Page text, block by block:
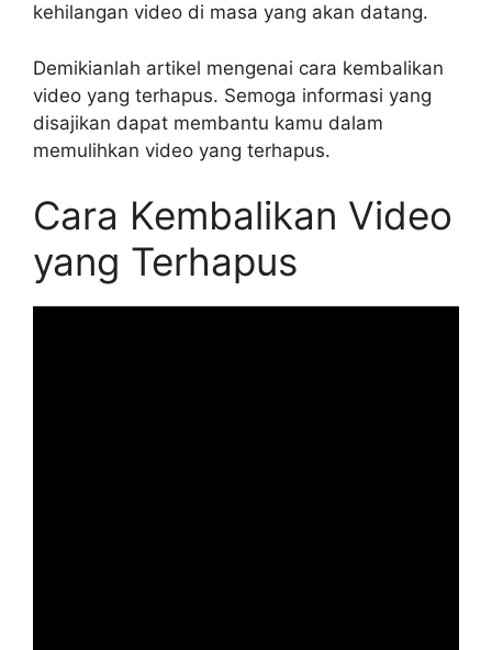
kehilangan video di masa yang akan datang.
Demikianlah artikel mengenai cara kembalikan
video yang terhapus. Semoga informasi yang
disajikan dapat membantu kamu dalam
memulihkan video yang terhapus.
Cara Kembalikan Video
yang Terhapus